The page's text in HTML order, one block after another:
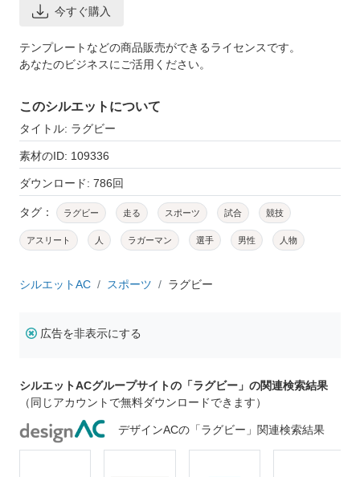
今すぐ購入
テンプレートなどの商品販売ができるライセンスです。
あなたのビジネスにご活用ください。
このシルエットについて
タイトル: ラグビー
素材のID: 109336
ダウンロード: 786回
タグ： ラグビー 走る スポーツ 試合 競技
アスリート 人 ラガーマン 選手 男性 人物
シルエットAC スポーツ ラグビー
広告を非表示にする
シルエットACグループサイトの「ラグビー」の関連検索結果
（同じアカウントで無料ダウンロードできます）
デザインACの「ラグビー」関連検索結果